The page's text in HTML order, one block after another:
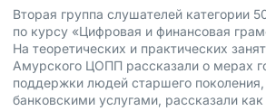
Вторая группа слушателей категории
по курсу «Цифровая и финансовая
На теоретических и практических
Амурского ЦОПП рассказали о мерах
поддержки людей старшего
банковскими услугами, рассказали как